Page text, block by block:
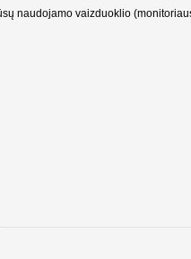
naudojamo vaizduoklio